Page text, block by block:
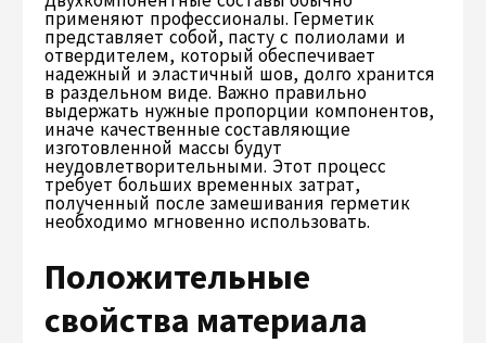
применяют профессионалы. Герметик
представляет собой, пасту с полиолами и
отвердителем, который обеспечивает
надежный и эластичный шов, долго хранится
в раздельном виде. Важно правильно
выдержать нужные пропорции компонентов,
иначе качественные составляющие
изготовленной массы будут
неудовлетворительными. Этот процесс
требует больших временных затрат,
полученный после замешивания герметик
необходимо мгновенно использовать.
Положительные
свойства материала